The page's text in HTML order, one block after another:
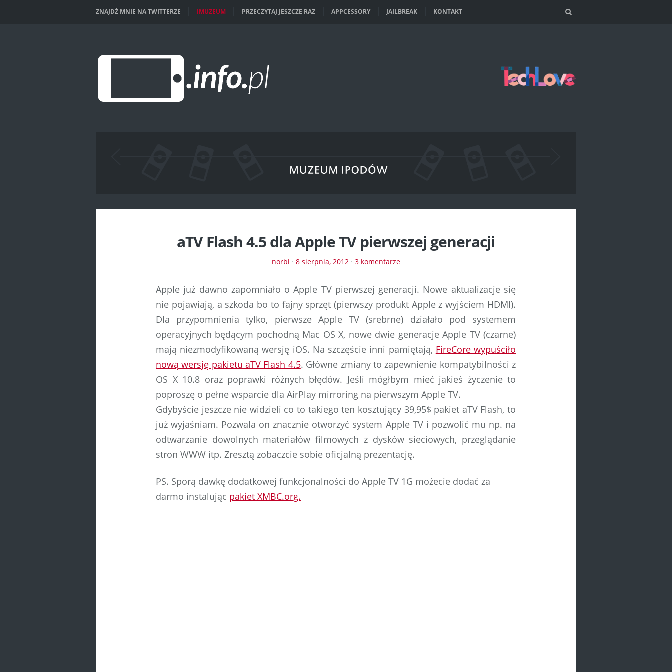
ZNAJDŹ MNIE NA TWITTERZE IMUZEUM PRZECZYTAJ JESZCZE RAZ APPCESSORY JAILBREAK KONTAKT
aTV Flash 4.5 dla Apple TV pierwszej generacji
norbi · 8 sierpnia, 2012· 3 komentarze
Apple już dawno zapomniało o Apple TV pierwszej generacji. Nowe aktualizacje się
nie pojawiają, a szkoda bo to fajny sprzęt (pierwszy produkt Apple z wyjściem HDMI).
Dla przypomnienia tylko, pierwsze Apple TV (srebrne) działało pod systemem
operacyjnych będącym pochodną Mac OS X, nowe dwie generacje Apple TV (czarne)
mają niezmodyfikowaną wersję iOS. Na szczęście inni pamiętają, FireCore wypuściło
nową wersję pakietu aTV Flash 4.5. Główne zmiany to zapewnienie kompatybilności z
OS X 10.8 oraz poprawki różnych błędów. Jeśli mógłbym mieć jakieś życzenie to
poproszę o pełne wsparcie dla AirPlay mirroring na pierwszym Apple TV.
Gdybyście jeszcze nie widzieli co to takiego ten kosztujący 39,95$ pakiet aTV Flash, to
już wyjaśniam. Pozwala on znacznie otworzyć system Apple TV i pozwolić mu np. na
odtwarzanie dowolnych materiałów filmowych z dysków sieciowych, przeglądanie
stron WWW itp. Zresztą zobaczcie sobie oficjalną prezentację.
PS. Sporą dawkę dodatkowej funkcjonalności do Apple TV 1G możecie dodać za
darmo instalując pakiet XMBC.org.